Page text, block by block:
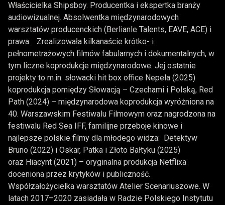
Właścicielka Shipsboy. Producentka i ekspertka branży
audiowizualnej. Absolwentka międzynarodowych
warsztatów producenckich (Berlianle Talents, EAVE, ACE) i
prawa. Zrealizowała kilkanaście krótko- i
pełnometrażowych filmów fabularnych i dokumentalnych, w
tym liczne koprodukcje międzynarodowe. Jej ostatnie
projekty to m.in. słowacki hit box office Nepela (2025)
koprodukcja pomiędzy Słowacją – Czechami i Polską, Red
Path (2024) – międzynarodowa koprodukcja wyróżniona na
40. Warszawskim Festiwalu Filmowym oraz nagrodzona na
festiwalu Red Sea IFF, familijne przeboje kinowe i
najlepsze polskie filmy dla młodego widza: Detektyw
Bruno (2022) i Oskar, Patka i Złoto Bałtyku (2025)
oraz Hiacynt (2021) – oryginalna produkcja Netflixa
doceniona przez krytyków i publiczność.
Współzałożycielka warsztatów Atelier Scenariuszowe. W
latach 2017–2020 zasiadała w Radzie Polskiego Instytutu